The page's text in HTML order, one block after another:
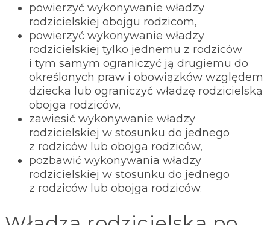
powierzyć wykonywanie władzy
rodzicielskiej obojgu rodzicom,
powierzyć wykonywanie władzy
rodzicielskiej tylko jednemu z rodziców
i tym samym ograniczyć ją drugiemu do
określonych praw i obowiązków względem
dziecka lub ograniczyć władzę rodzicielską
obojga rodziców,
zawiesić wykonywanie władzy
rodzicielskiej w stosunku do jednego
z rodziców lub obojga rodziców,
pozbawić wykonywania władzy
rodzicielskiej w stosunku do jednego
z rodziców lub obojga rodziców.